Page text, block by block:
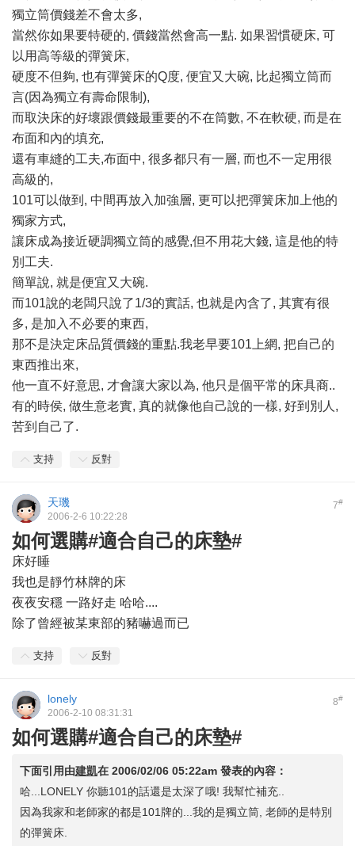
獨立筒價錢差不會太多,
當然你如果要特硬的, 價錢當然會高一點. 如果習慣硬床, 可
以用高等級的彈簧床,
硬度不但夠, 也有彈簧床的Q度, 便宜又大碗, 比起獨立筒而
言(因為獨立有壽命限制),
而取決床的好壞跟價錢最重要的不在筒數, 不在軟硬, 而是在
布面和內的填充,
還有車縫的工夫,布面中, 很多都只有一層, 而也不一定用很
高級的,
101可以做到, 中間再放入加強層, 更可以把彈簧床加上他的
獨家方式,
讓床成為接近硬調獨立筒的感覺,但不用花大錢, 這是他的特
別工夫.
簡單說, 就是便宜又大碗.
而101說的老闆只說了1/3的實話, 也就是內含了, 其實有很
多, 是加入不必要的東西,
那不是決定床品質價錢的重點.我老早要101上網, 把自己的
東西推出來,
他一直不好意思, 才會讓大家以為, 他只是個平常的床具商..
有的時侯, 做生意老實, 真的就像他自己說的一樣, 好到別人,
苦到自己了.
支持 反對
7#
天璣
2006-2-6 10:22:28
如何選購#適合自己的床墊#
床好睡
我也是靜竹林牌的床
夜夜安穩 一路好走 哈哈....
除了曾經被某東部的豬嚇過而已
支持 反對
8#
lonely
2006-2-10 08:31:31
如何選購#適合自己的床墊#
下面引用由建凱在 2006/02/06 05:22am 發表的內容：
哈...LONELY 你聽101的話還是太深了哦! 我幫忙補充..
因為我家和老師家的都是101牌的...我的是獨立筒, 老師的是特別
的彈簧床.